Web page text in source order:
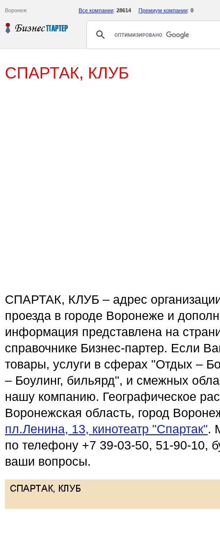
Воронеж Все компании: 28614 Премиум компании: 0
СПАРТАК, КЛУБ
СПАРТАК, КЛУБ – адрес
проезда в городе Воронеже и
информация представлена на
справочнике Бизнес-партер. Если
товары, услуги в сферах "Отдых –
– Боулинг, бильярд", и смежных
нашу компанию. Географическое
Воронежская область, город
пл.Ленина, 13, кинотеатр "Спартак".
по телефону +7 39-03-50, 51-90-10,
ваши вопросы.